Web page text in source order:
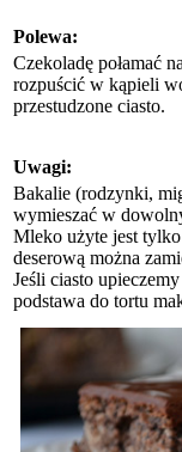
Polewa:
Czekoladę połamać
rozpuścić w kąpieli
przestudzone ciasto.
Uwagi:
Bakalie (rodzynki,
wymieszać w
Mleko użyte jest
deserową można
Jeśli ciasto
podstawa do tortu